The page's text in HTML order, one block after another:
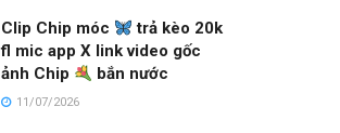
Clip Chip móc
trả kèo 20k
fl mic app X link video gốc
ảnh Chip
bắn nước
11/07/2026